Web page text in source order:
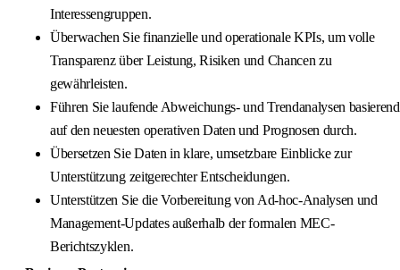
Interessengruppen.
Überwachen Sie finanzielle und operationale KPIs, um volle
Transparenz über Leistung, Risiken und Chancen zu
gewährleisten.
Führen Sie laufende Abweichungs- und Trendanalysen basierend
auf den neuesten operativen Daten und Prognosen durch.
Übersetzen Sie Daten in klare, umsetzbare Einblicke zur
Unterstützung zeitgerechter Entscheidungen.
Unterstützen Sie die Vorbereitung von Ad-hoc-Analysen und
Management-Updates außerhalb der formalen MEC-
Berichtszyklen.